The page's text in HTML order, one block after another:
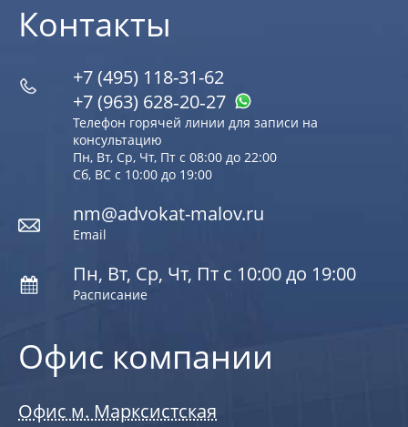
Офис компании
Офис м. Марксистская
Контакты
+7 (495) 118-31-62
+7 (963) 628‑20‑27
Телефон горячей линии для записи на
консультацию
Пн, Вт, Ср, Чт, Пт с 08:00 до 22:00
Сб, ВС с 10:00 до 19:00
nm@advokat-malov.ru
Email
Пн, Вт, Ср, Чт, Пт с 10:00 до 19:00
Расписание